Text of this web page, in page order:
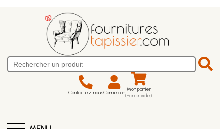
Contactez-nousConnexion Mon panier
(Panier vide)